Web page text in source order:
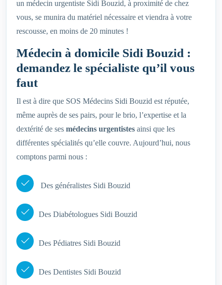
un médecin urgentiste Sidi Bouzid, à proximité de chez
vous, se munira du matériel nécessaire et viendra à votre
rescousse, en moins de 20 minutes !
Médecin à domicile Sidi Bouzid :
demandez le spécialiste qu’il vous
faut
Il est à dire que SOS Médecins Sidi Bouzid est réputée,
même auprès de ses pairs, pour le brio, l’expertise et la
dextérité de ses médecins urgentistes ainsi que les
différentes spécialités qu’elle couvre. Aujourd’hui, nous
comptons parmi nous :
Des généralistes Sidi Bouzid
Des Diabétologues Sidi Bouzid
Des Pédiatres Sidi Bouzid
Des Dentistes Sidi Bouzid